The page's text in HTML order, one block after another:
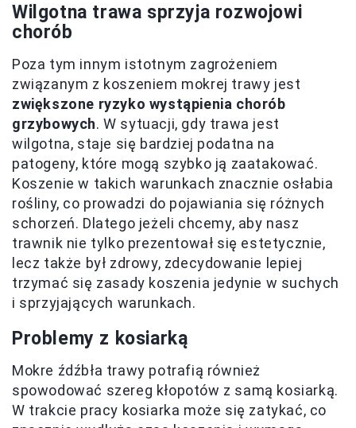
Wilgotna trawa sprzyja rozwojowi
chorób
Poza tym innym istotnym zagrożeniem
związanym z koszeniem mokrej trawy jest
zwiększone ryzyko wystąpienia chorób
grzybowych. W sytuacji, gdy trawa jest
wilgotna, staje się bardziej podatna na
patogeny, które mogą szybko ją zaatakować.
Koszenie w takich warunkach znacznie osłabia
rośliny, co prowadzi do pojawiania się różnych
schorzeń. Dlatego jeżeli chcemy, aby nasz
trawnik nie tylko prezentował się estetycznie,
lecz także był zdrowy, zdecydowanie lepiej
trzymać się zasady koszenia jedynie w suchych
i sprzyjających warunkach.
Problemy z kosiarką
Mokre źdźbła trawy potrafią również
spowodować szereg kłopotów z samą kosiarką.
W trakcie pracy kosiarka może się zatykać, co